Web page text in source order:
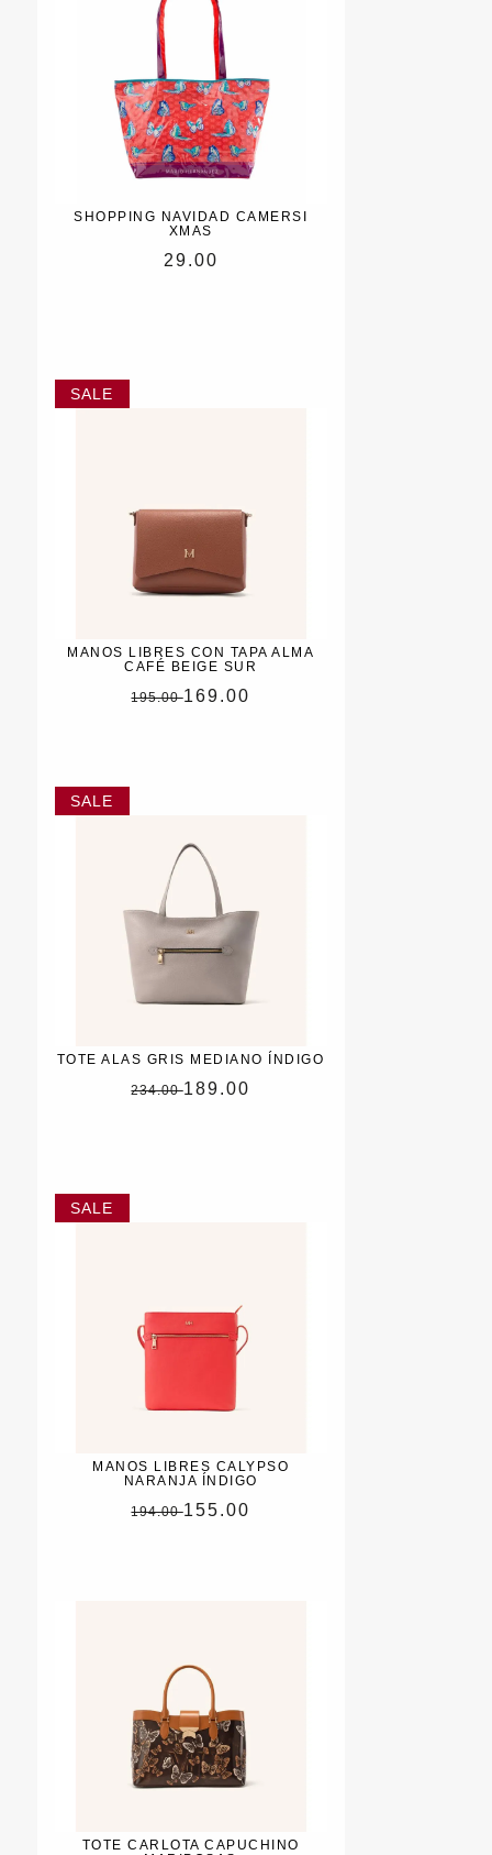
SHOPPING NAVIDAD CAMERSI
XMAS
29.00
MANOS LIBRES CON TAPA ALMA
CAFÉ BEIGE SUR
195.00169.00
TOTE ALAS GRIS MEDIANO ÍNDIGO
234.00189.00
MANOS LIBRES CALYPSO
NARANJA ÍNDIGO
194.00155.00
TOTE CARLOTA CAPUCHINO